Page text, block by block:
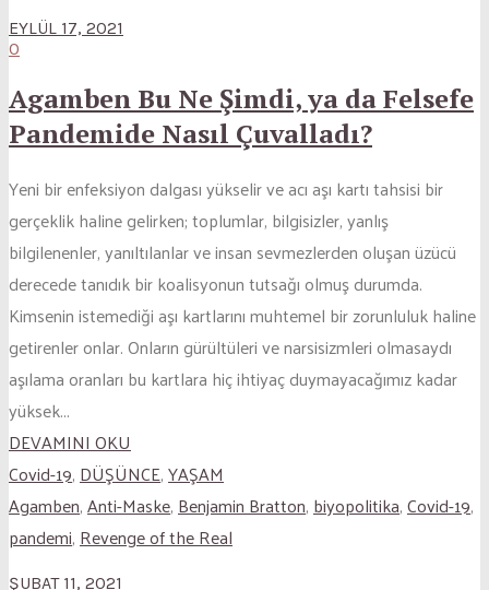
EYLÜL 17, 2021
0
Agamben Bu Ne Şimdi, ya da Felsefe
Pandemide Nasıl Çuvalladı?
Yeni bir enfeksiyon dalgası yükselir ve acı aşı kartı tahsisi bir
gerçeklik haline gelirken; toplumlar, bilgisizler, yanlış
bilgilenenler, yanıltılanlar ve insan sevmezlerden oluşan üzücü
derecede tanıdık bir koalisyonun tutsağı olmuş durumda.
Kimsenin istemediği aşı kartlarını muhtemel bir zorunluluk haline
getirenler onlar. Onların gürültüleri ve narsisizmleri olmasaydı
aşılama oranları bu kartlara hiç ihtiyaç duymayacağımız kadar
yüksek...
DEVAMINI OKU
Covid-19,DÜŞÜNCE,YAŞAM
Agamben,Anti-Maske,Benjamin Bratton,biyopolitika,Covid-19,
pandemi,Revenge of the Real
ŞUBAT 11, 2021